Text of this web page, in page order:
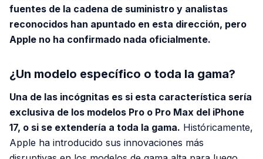
fuentes de la cadena de suministro y analistas
reconocidos han apuntado en esta dirección, pero
Apple no ha confirmado nada oficialmente.
¿Un modelo específico o toda la gama?
Una de las incógnitas es si esta característica sería
exclusiva de los modelos Pro o Pro Max del iPhone
17, o si se extendería a toda la gama. Históricamente,
Apple ha introducido sus innovaciones más